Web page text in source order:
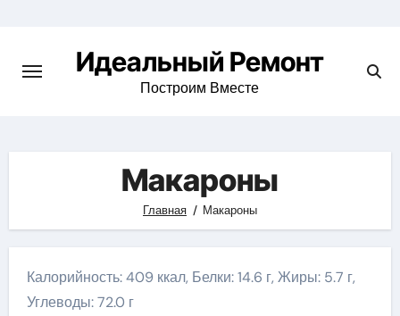
content
Идеальный Ремонт
Построим Вместе
Макароны
Главная Макароны
Калорийность: 409 ккал, Белки: 14.6 г, Жиры: 5.7 г,
Углеводы: 72.0 г